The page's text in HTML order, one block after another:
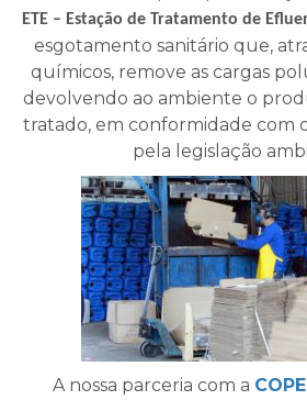
ETE – Estação de Tratamento de
esgotamento sanitário que,
químicos, remove as cargas
devolvendo ao ambiente o
tratado, em conformidade com
pela legislação
A nossa parceria com a